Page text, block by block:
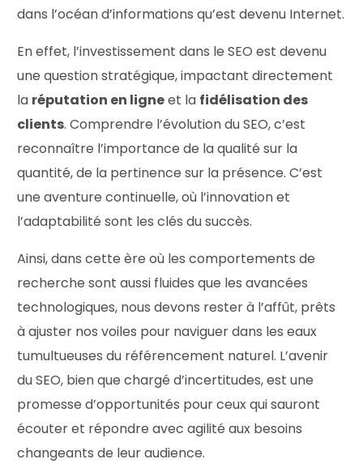
dans l’océan d’informations qu’est devenu Internet.
En effet, l’investissement dans le SEO est devenu
une question stratégique, impactant directement
la réputation en ligneet la fidélisation des
clients. Comprendre l’évolution du SEO, c’est
reconnaître l’importance de la qualité sur la
quantité, de la pertinence sur la présence. C’est
une aventure continuelle, où l’innovation et
l’adaptabilité sont les clés du succès.
Ainsi, dans cette ère où les comportements de
recherche sont aussi fluides que les avancées
technologiques, nous devons rester à l’affût, prêts
à ajuster nos voiles pour naviguer dans les eaux
tumultueuses du référencement naturel. L’avenir
du SEO, bien que chargé d’incertitudes, est une
promesse d’opportunités pour ceux qui sauront
écouter et répondre avec agilité aux besoins
changeants de leur audience.